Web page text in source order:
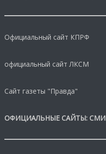
Официальный сайт КПРФ
официальный сайт ЛКСМ
Сайт газеты "Правда"
ОФИЦИАЛЬНЫЕ САЙТЫ: СМИ